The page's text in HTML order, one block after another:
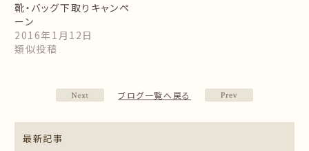
靴・バッグ下取りキャンペ
ーン
2016年1月12日
類似投稿
ブログ一覧へ戻る
最新記事